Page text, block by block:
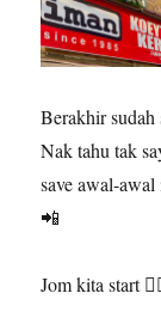
Berakhir
Nak tahu tak
save awal-
📲
Jom kita start